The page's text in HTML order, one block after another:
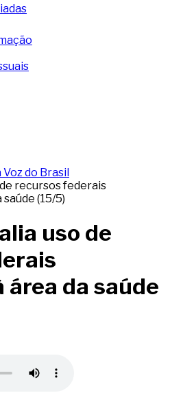
Voz do Brasil
recursos federais
(15/5)
uso de
área da saúde